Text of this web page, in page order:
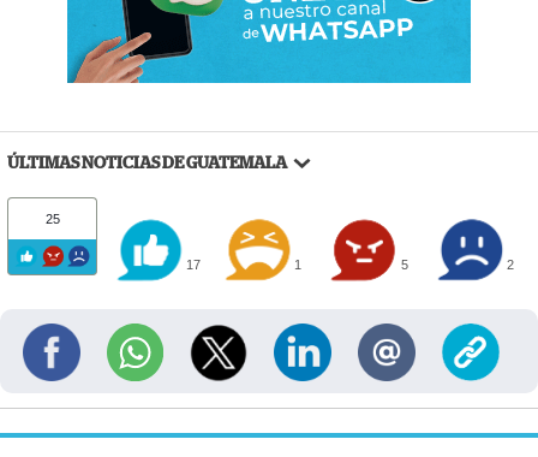
ÚLTIMAS NOTICIAS DE GUATEMALA
25
17 1 5 2